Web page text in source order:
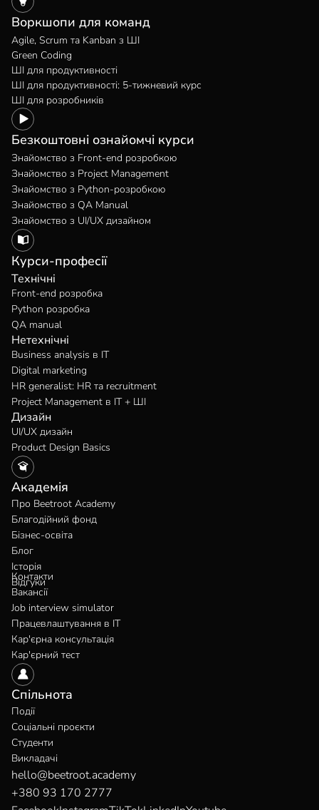
Воркшопи для команд
Agile, Scrum та Kanban з ШІ
Green Coding
ШІ для продуктивності
ШІ для продуктивності: 5-тижневий курс
ШІ для розробників
Безкоштовні ознайомчі курси
Знайомство з Front-end розробкою
Знайомство з Project Management
Знайомство з Python-розробкою
Знайомство з QA Manual
Знайомство з UI/UX дизайном
Курси-професії
Технічні
Front-end розробка
Python розробка
QA manual
Нетехнічні
Business analysis в IT
Digital marketing
HR generalist: HR та recruitment
Project Management в IT + ШІ
Дизайн
UI/UX дизайн
Product Design Basics
Спільнота
Події
Соціальні проєкти
Студенти
Викладачі
Академія
Про Beetroot Academy
Благодійний фонд
Бізнес-освіта
Блог
Історія
Відгуки
Контакти
Вакансії
Job interview simulator
Працевлаштування в IT
Кар'єрна консультація
Кар'єрний тест
hello@beetroot.academy
+380 93 170 2777